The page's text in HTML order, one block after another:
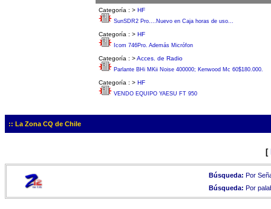
Categoría : > HF
SunSDR2 Pro....Nuevo en Caja horas de uso...
Categoría : > HF
Icom 746Pro. Además Micrófon
Categoría : >Acces. de Radio
Parlante BHi MKii Noise 400000; Kenwood Mc 60$180.000.
Categoría : > HF
VENDO EQUIPO YAESU FT 950
:: La Zona CQ de Chile
[
Búsqueda: Por
Búsqueda: Por